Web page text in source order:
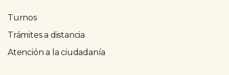
Turnos
Trámites a distancia
Atención a la ciudadanía